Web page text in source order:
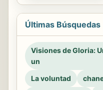
Últimas Búsquedas
Visiones de Gloria:
un
La voluntad